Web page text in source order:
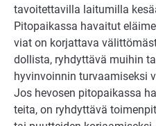
tavoitettavilla laitumilla
Pitopaikassa havaitut
viat on korjattava
dollista, ryhdyttävä muihin
hyvinvoinnin turvaamiseksi
Jos hevosen pitopaikassa
teita, on ryhdyttävä